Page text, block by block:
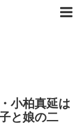
小柏真延は
と娘の二